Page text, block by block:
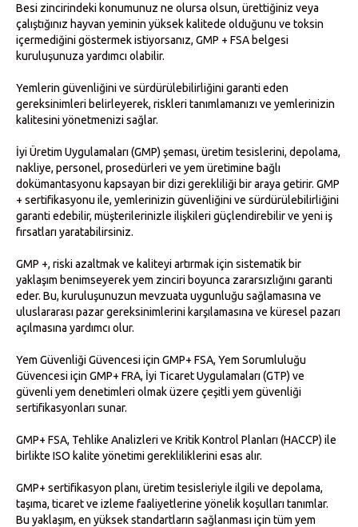
Besi zincirindeki konumunuz ne olursa olsun, ürettiğiniz veya
çalıştığınız hayvan yeminin yüksek kalitede olduğunu ve toksin
içermediğini göstermek istiyorsanız, GMP + FSA belgesi
kuruluşunuza yardımcı olabilir.
Yemlerin güvenliğini ve sürdürülebilirliğini garanti eden
gereksinimleri belirleyerek, riskleri tanımlamanızı ve yemlerinizin
kalitesini yönetmenizi sağlar.
İyi Üretim Uygulamaları (GMP) şeması, üretim tesislerini, depolama,
nakliye, personel, prosedürleri ve yem üretimine bağlı
dokümantasyonu kapsayan bir dizi gerekliliği bir araya getirir. GMP
+ sertifikasyonu ile, yemlerinizin güvenliğini ve sürdürülebilirliğini
garanti edebilir, müşterilerinizle ilişkileri güçlendirebilir ve yeni iş
fırsatları yaratabilirsiniz.
GMP +, riski azaltmak ve kaliteyi artırmak için sistematik bir
yaklaşım benimseyerek yem zinciri boyunca zararsızlığını garanti
eder. Bu, kuruluşunuzun mevzuata uygunluğu sağlamasına ve
uluslararası pazar gereksinimlerini karşılamasına ve küresel pazarı
açılmasına yardımcı olur.
Yem Güvenliği Güvencesi için GMP+ FSA, Yem Sorumluluğu
Güvencesi için GMP+ FRA, İyi Ticaret Uygulamaları (GTP) ve
güvenli yem denetimleri olmak üzere çeşitli yem güvenliği
sertifikasyonları sunar.
GMP+ FSA, Tehlike Analizleri ve Kritik Kontrol Planları (HACCP) ile
birlikte ISO kalite yönetimi gerekliliklerini esas alır.
GMP+ sertifikasyon planı, üretim tesisleriyle ilgili ve depolama,
taşıma, ticaret ve izleme faaliyetlerine yönelik koşulları tanımlar.
Bu yaklaşım, en yüksek standartların sağlanması için tüm yem